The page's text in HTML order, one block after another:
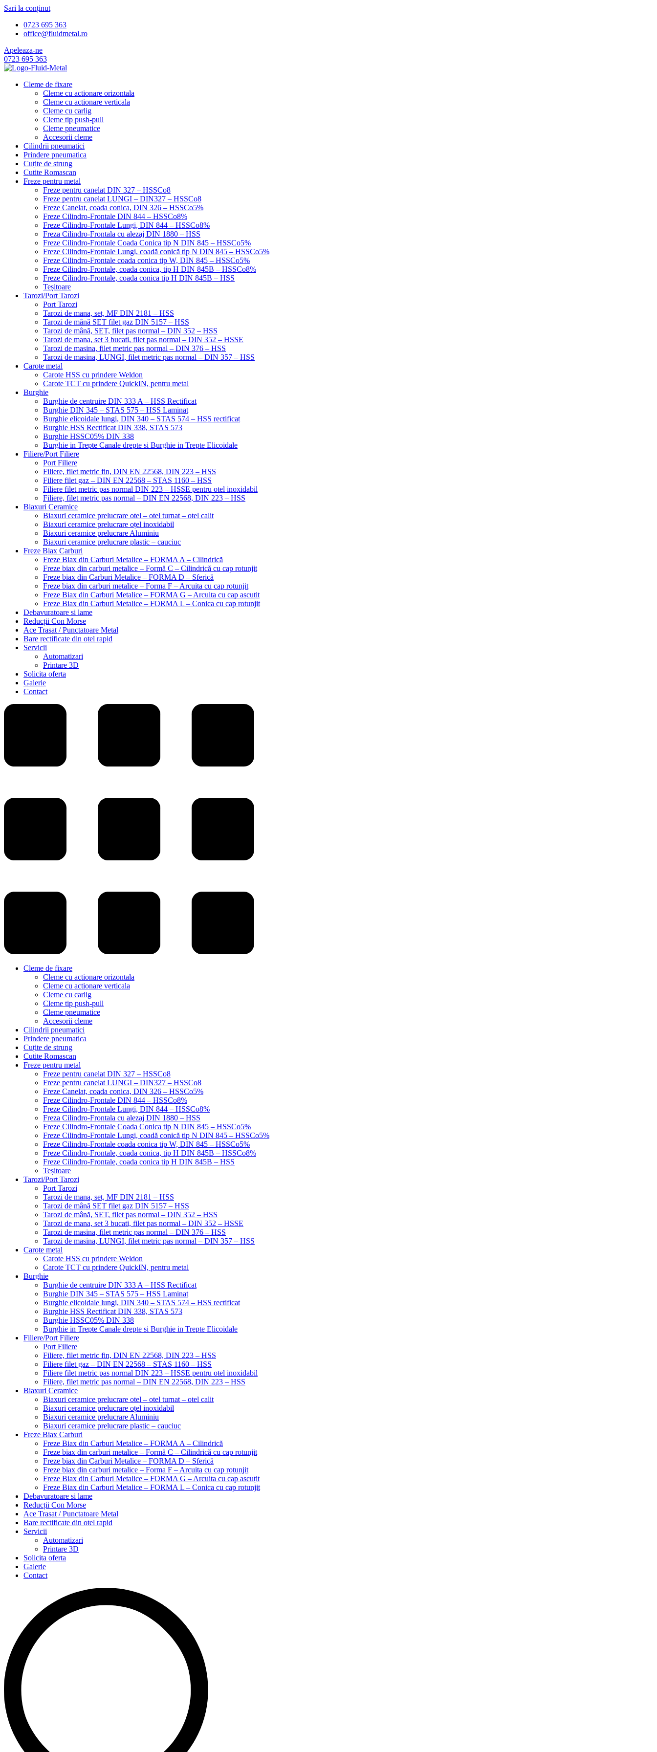
Sari la conținut
0723 695 363
office@fluidmetal.ro
Apeleaza-ne
0723 695 363
Cleme de fixare
Cleme cu actionare orizontala
Cleme cu actionare verticala
Cleme cu carlig
Cleme tip push-pull
Cleme pneumatice
Accesorii cleme
Cilindrii pneumatici
Prindere pneumatica
Cuțite de strung
Cutite Romascan
Freze pentru metal
Freze pentru canelat DIN 327 – HSSCo8
Freze pentru canelat LUNGI – DIN327 – HSSCo8
Freze Canelat, coada conica, DIN 326 – HSSCo5%
Freze Cilindro-Frontale DIN 844 – HSSCo8%
Freze Cilindro-Frontale Lungi, DIN 844 – HSSCo8%
Freza Cilindro-Frontala cu alezaj DIN 1880 – HSS
Freze Cilindro-Frontale Coada Conica tip N DIN 845 – HSSCo5%
Freze Cilindro-Frontale Lungi, coadă conică tip N DIN 845 – HSSCo5%
Freze Cilindro-Frontale coada conica tip W, DIN 845 – HSSCo5%
Freze Cilindro-Frontale, coada conica, tip H DIN 845B – HSSCo8%
Freze Cilindro-Frontale, coada conica tip H DIN 845B – HSS
Teșitoare
Tarozi/Port Tarozi
Port Tarozi
Tarozi de mana, set, MF DIN 2181 – HSS
Tarozi de mână SET filet gaz DIN 5157 – HSS
Tarozi de mână, SET, filet pas normal – DIN 352 – HSS
Tarozi de mana, set 3 bucati, filet pas normal – DIN 352 – HSSE
Tarozi de masina, filet metric pas normal – DIN 376 – HSS
Tarozi de masina, LUNGI, filet metric pas normal – DIN 357 – HSS
Carote metal
Carote HSS cu prindere Weldon
Carote TCT cu prindere QuickIN, pentru metal
Burghie
Burghie de centruire DIN 333 A – HSS Rectificat
Burghie DIN 345 – STAS 575 – HSS Laminat
Burghie elicoidale lungi, DIN 340 – STAS 574 – HSS rectificat
Burghie HSS Rectificat DIN 338, STAS 573
Burghie HSSC05% DIN 338
Burghie in Trepte Canale drepte si Burghie in Trepte Elicoidale
Filiere/Port Filiere
Port Filiere
Filiere, filet metric fin, DIN EN 22568, DIN 223 – HSS
Filiere filet gaz – DIN EN 22568 – STAS 1160 – HSS
Filiere filet metric pas normal DIN 223 – HSSE pentru otel inoxidabil
Filiere, filet metric pas normal – DIN EN 22568, DIN 223 – HSS
Biaxuri Ceramice
Biaxuri ceramice prelucrare otel – otel turnat – otel calit
Biaxuri ceramice prelucrare oțel inoxidabil
Biaxuri ceramice prelucrare Aluminiu
Biaxuri ceramice prelucrare plastic – cauciuc
Freze Biax Carburi
Freze Biax din Carburi Metalice – FORMA A – Cilindrică
Freze biax din carburi metalice – Formă C – Cilindrică cu cap rotunjit
Freze biax din Carburi Metalice – FORMA D – Sferică
Freze biax din carburi metalice – Forma F – Arcuita cu cap rotunjit
Freze Biax din Carburi Metalice – FORMA G – Arcuita cu cap ascuțit
Freze Biax din Carburi Metalice – FORMA L – Conica cu cap rotunjit
Debavuratoare si lame
Reducții Con Morse
Ace Trasat / Punctatoare Metal
Bare rectificate din otel rapid
Servicii
Automatizari
Printare 3D
Solicita oferta
Galerie
Contact
Cleme de fixare
Cleme cu actionare orizontala
Cleme cu actionare verticala
Cleme cu carlig
Cleme tip push-pull
Cleme pneumatice
Accesorii cleme
Cilindrii pneumatici
Prindere pneumatica
Cuțite de strung
Cutite Romascan
Freze pentru metal
Freze pentru canelat DIN 327 – HSSCo8
Freze pentru canelat LUNGI – DIN327 – HSSCo8
Freze Canelat, coada conica, DIN 326 – HSSCo5%
Freze Cilindro-Frontale DIN 844 – HSSCo8%
Freze Cilindro-Frontale Lungi, DIN 844 – HSSCo8%
Freza Cilindro-Frontala cu alezaj DIN 1880 – HSS
Freze Cilindro-Frontale Coada Conica tip N DIN 845 – HSSCo5%
Freze Cilindro-Frontale Lungi, coadă conică tip N DIN 845 – HSSCo5%
Freze Cilindro-Frontale coada conica tip W, DIN 845 – HSSCo5%
Freze Cilindro-Frontale, coada conica, tip H DIN 845B – HSSCo8%
Freze Cilindro-Frontale, coada conica tip H DIN 845B – HSS
Teșitoare
Tarozi/Port Tarozi
Port Tarozi
Tarozi de mana, set, MF DIN 2181 – HSS
Tarozi de mână SET filet gaz DIN 5157 – HSS
Tarozi de mână, SET, filet pas normal – DIN 352 – HSS
Tarozi de mana, set 3 bucati, filet pas normal – DIN 352 – HSSE
Tarozi de masina, filet metric pas normal – DIN 376 – HSS
Tarozi de masina, LUNGI, filet metric pas normal – DIN 357 – HSS
Carote metal
Carote HSS cu prindere Weldon
Carote TCT cu prindere QuickIN, pentru metal
Burghie
Burghie de centruire DIN 333 A – HSS Rectificat
Burghie DIN 345 – STAS 575 – HSS Laminat
Burghie elicoidale lungi, DIN 340 – STAS 574 – HSS rectificat
Burghie HSS Rectificat DIN 338, STAS 573
Burghie HSSC05% DIN 338
Burghie in Trepte Canale drepte si Burghie in Trepte Elicoidale
Filiere/Port Filiere
Port Filiere
Filiere, filet metric fin, DIN EN 22568, DIN 223 – HSS
Filiere filet gaz – DIN EN 22568 – STAS 1160 – HSS
Filiere filet metric pas normal DIN 223 – HSSE pentru otel inoxidabil
Filiere, filet metric pas normal – DIN EN 22568, DIN 223 – HSS
Biaxuri Ceramice
Biaxuri ceramice prelucrare otel – otel turnat – otel calit
Biaxuri ceramice prelucrare oțel inoxidabil
Biaxuri ceramice prelucrare Aluminiu
Biaxuri ceramice prelucrare plastic – cauciuc
Freze Biax Carburi
Freze Biax din Carburi Metalice – FORMA A – Cilindrică
Freze biax din carburi metalice – Formă C – Cilindrică cu cap rotunjit
Freze biax din Carburi Metalice – FORMA D – Sferică
Freze biax din carburi metalice – Forma F – Arcuita cu cap rotunjit
Freze Biax din Carburi Metalice – FORMA G – Arcuita cu cap ascuțit
Freze Biax din Carburi Metalice – FORMA L – Conica cu cap rotunjit
Debavuratoare si lame
Reducții Con Morse
Ace Trasat / Punctatoare Metal
Bare rectificate din otel rapid
Servicii
Automatizari
Printare 3D
Solicita oferta
Galerie
Contact